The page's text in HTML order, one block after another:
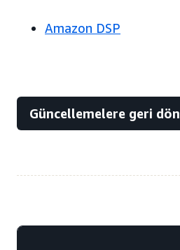
Amazon DSP
Güncellemelere geri dön